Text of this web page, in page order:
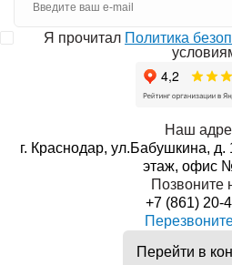
Я прочитал Политика
Наш
г. Краснодар, ул.Бабушкина,
этаж, офис
Позвоните
+7 (861) 20-
Перейти в